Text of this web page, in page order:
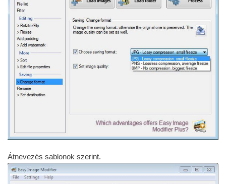
Átnevezés sablonok szerint.